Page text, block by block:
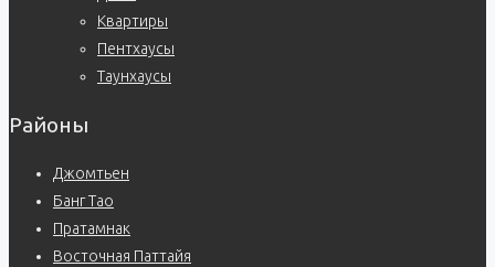
Квартиры
Пентхаусы
Таунхаусы
Районы
Джомтьен
Банг Тао
Пратамнак
Восточная Паттайя